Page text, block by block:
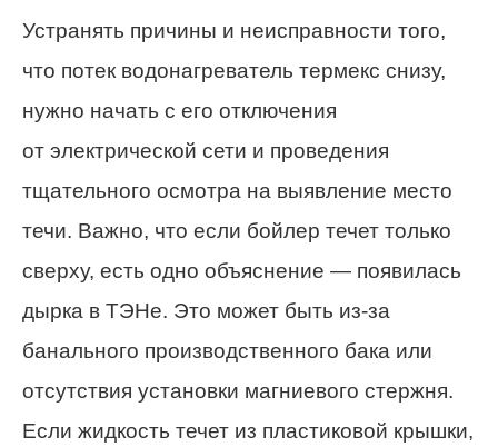
Устранять причины и неисправности того,
что потек водонагреватель термекс снизу,
нужно начать с его отключения
от электрической сети и проведения
тщательного осмотра на выявление место
течи. Важно, что если бойлер течет только
сверху, есть одно объяснение — появилась
дырка в ТЭНе. Это может быть из-за
банального производственного бака или
отсутствия установки магниевого стержня.
Если жидкость течет из пластиковой крышки,